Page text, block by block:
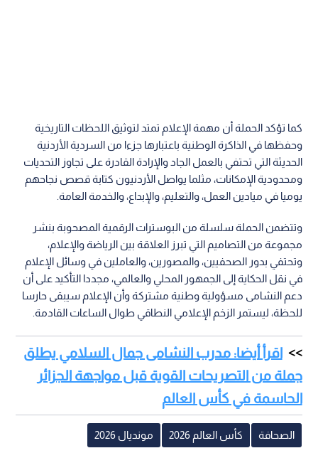
كما تؤكد الحملة أن مهمة الإعلام تمتد لتوثيق اللحظات التاريخية
وحفظها في الذاكرة الوطنية باعتبارها جزءا من السردية الأردنية
الحديثة التي تحتفي بالعمل الجاد والإرادة القادرة على تجاوز التحديات
ومحدودية الإمكانات، مثلما يواصل الأردنيون كتابة قصص نجاحهم
يوميا في ميادين العمل، والتعليم، والإبداع، والخدمة العامة.
وتتضمن الحملة سلسلة من البوسترات الرقمية المصحوبة بنشر
مجموعة من التصاميم التي تبرز العلاقة بين الرياضة والإعلام،
وتحتفي بدور الصحفيين، والمصورين، والعاملين في وسائل الإعلام
في نقل الحكاية إلى الجمهور المحلي والعالمي، مجددا التأكيد على أن
دعم النشامى مسؤولية وطنية مشتركة وأن الإعلام سيبقى حارسا
للحظة، ليستمر الزخم الإعلامي النطاقي طوال الساعات القادمة.
اقرأ أيضا: مدرب النشامى جمال السلامي يطلق
جملة من التصريحات القوية قبل مواجهة الجزائر
الحاسمة في كأس العالم
الصحافة كأس العالم 2026 مونديال 2026